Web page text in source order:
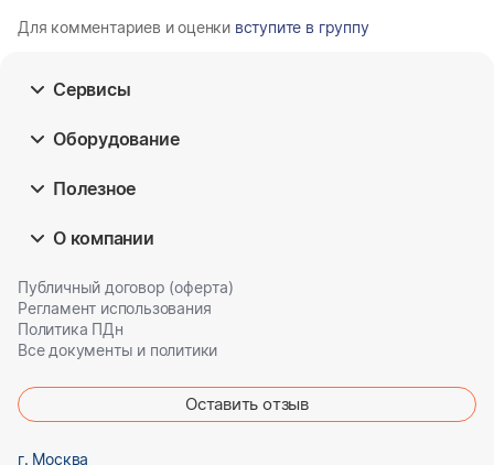
Для комментариев и оценки вступите в группу
Сервисы
Оборудование
Полезное
О компании
Публичный договор (оферта)
Регламент использования
Политика ПДн
Все документы и политики
Оставить отзыв
г. Москва